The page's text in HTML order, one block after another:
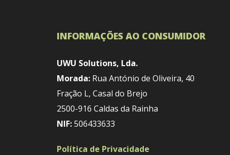
INFORMAÇÕES AO CONSUMIDOR
UWU Solutions, Lda.
Morada: Rua António de Oliveira, 40
Fração L, Casal do Brejo
2500-916 Caldas da Rainha
NIF:506433633
Política de Privacidade